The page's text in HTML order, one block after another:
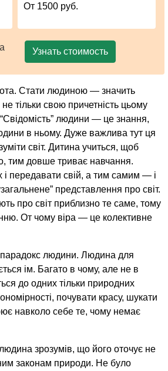
От 1500 руб.
Узнать стоимость
Стати людиною — значить
тільки свою причетність цьому
“Свідомість” людини — це знання,
в ньому. Дуже важлива тут ця
світ. Дитина учиться, щоб
тим довше триває навчання.
і передавати свій, а тим самим — і
представлення про світ.
про світ приблизно те саме, тому
От чому віра — це колективне
парадокс людини. Людина для
ім. Багато в чому, але не в
до одних тільки природних
почувати красу, шукати
навколо себе те, чому немає
зрозумів, що його оточує не
законам природи. Не було